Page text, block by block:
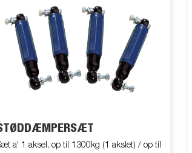
a' 1 aksel, op til 1300kg (1 akslet) / op til